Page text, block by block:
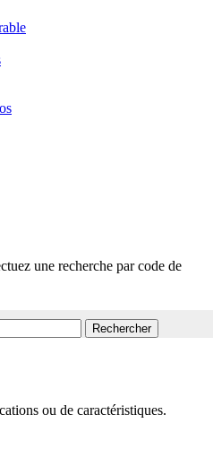
une recherche par code de
Rechercher
ou de caractéristiques.